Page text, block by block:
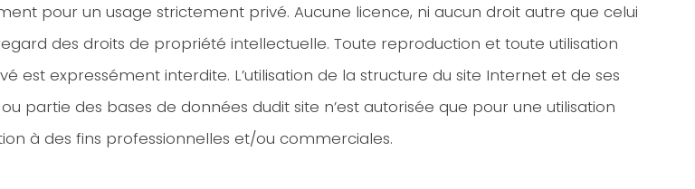
pour un usage strictement privé. Aucune licence, ni aucun droit autre que celui
des droits de propriété intellectuelle. Toute reproduction et toute utilisation
est expressément interdite. L’utilisation de la structure du site Internet et de ses
des bases de données dudit site n’est autorisée que pour une utilisation
à des fins professionnelles et/ou commerciales.